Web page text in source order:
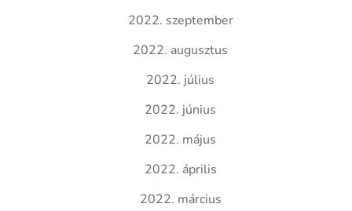
2022. szeptember
2022. augusztus
2022. július
2022. június
2022. május
2022. április
2022. március